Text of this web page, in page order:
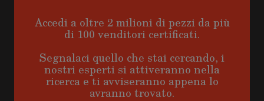
Accedi a oltre 2 milioni di pezzi da più
di 100 venditori certificati.
Segnalaci quello che stai cercando, i
nostri esperti si attiveranno nella
ricerca e ti avviseranno appena lo
avranno trovato.